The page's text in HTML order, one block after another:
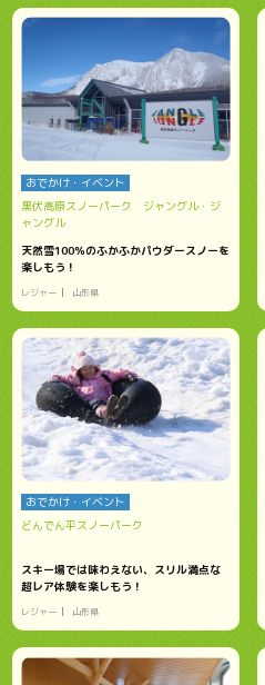
おでかけ・イベント
黒伏高原スノーパーク ジャングル・ジ
ャングル
天然雪100％のふかふかパウダースノーを
楽しもう！
レジャー 山形県
おでかけ・イベント
どんでん平スノーパーク
スキー場では味わえない、スリル満点な
超レア体験を楽しもう！
レジャー 山形県